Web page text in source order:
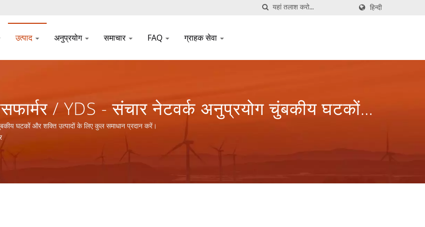
हिन्दी
उत्पाद अनुप्रयोग समाचार FAQ ग्राहक सेवा
/ YDS - संचार नेटवर्क अनुप्रयोग चुंबकीय घटकों
प्रदान करें।
घटकों और शक्ति उत्पादों के लिए कुल समाधान प्रदान करें।